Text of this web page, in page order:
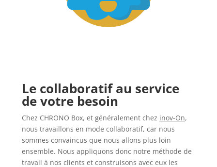
Le collaboratif au service
de votre besoin
Chez CHRONO Box, et généralement chez inov-On,
nous travaillons en mode collaboratif, car nous
sommes convaincus que nous allons plus loin
ensemble. Nous appliquons donc notre méthode de
travail à nos clients et construisons avec eux les